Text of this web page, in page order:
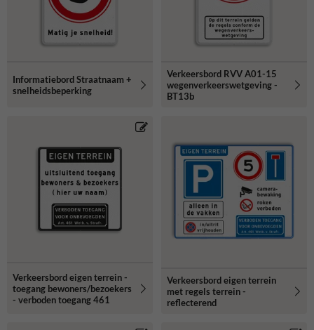
Informatiebord Straatnaam +
snelheidsbeperking
Verkeersbord RVV A01-15
wegenverkeerswetgeving -
BT13b
Verkeersbord eigen terrein -
toegang bewoners/bezoekers
- verboden toegang 461
Verkeersbord eigen terrein
met regels terrein -
reflecterend